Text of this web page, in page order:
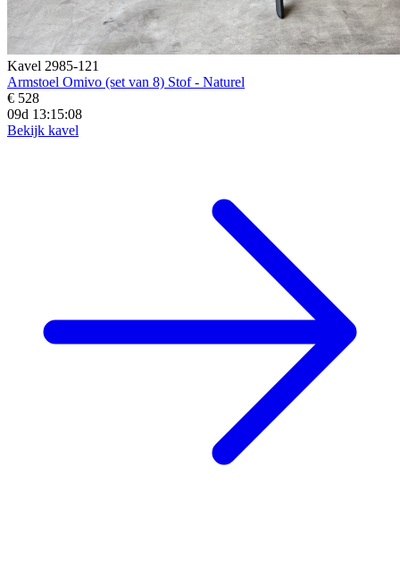
Kavel 2985-121
Armstoel Omivo (set van 8) Stof - Naturel
€ 528
09d 13:15:06
Bekijk kavel